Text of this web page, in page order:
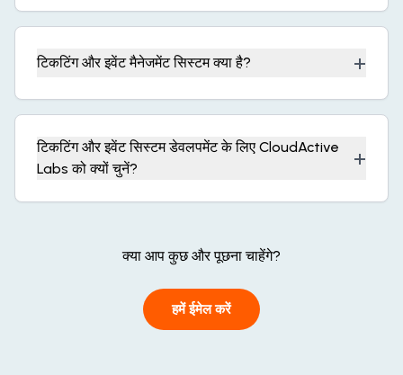
टिकटिंग और इवेंट मैनेजमेंट सिस्टम क्या है? +
टिकटिंग और इवेंट सिस्टम डेवलपमेंट के लिए CloudActive
Labs को क्यों चुनें?
+
क्या आप कुछ और पूछना चाहेंगे?
हमें ईमेल करें